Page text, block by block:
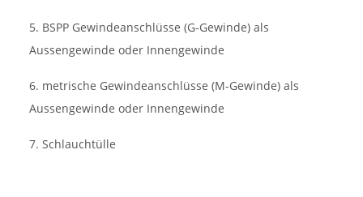
5. BSPP Gewindeanschlüsse (G-Gewinde) als
Aussengewinde oder Innengewinde
6. metrische Gewindeanschlüsse (M-Gewinde) als
Aussengewinde oder Innengewinde
7. Schlauchtülle